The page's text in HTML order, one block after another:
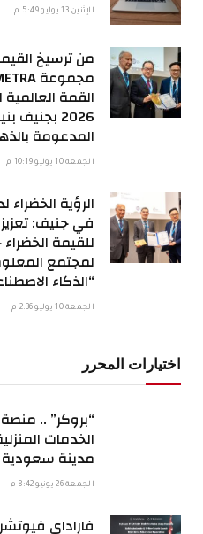
الإثنين 13 يوليو 5:49 م
من ترسيخ
2026
المدعومة
الجمعة 10 يوليو 10:19 م
الرؤية
في جنيف: تعزيز
للقيمة
“الذكاء
الجمعة 10 يوليو 2:36 م
اختيارات المحرر
“بروكر” ..
الخدمات
مدينة
الجمعة 26 يونيو 8:42 م
فاراداي